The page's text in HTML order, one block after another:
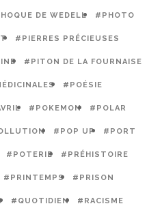
DE WEDELL #PHOTO
#PIERRES PRÉCIEUSES
#PITON DE LA FOURNAISE
#POÉSIE
#POKEMON #POLAR
#POP UP #PORT
#POTERIE #PRÉHISTOIRE
#PRINTEMPS #PRISON
#QUOTIDIEN #RACISME